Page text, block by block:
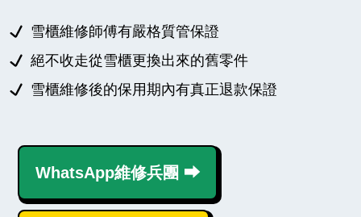
雪櫃維修師傅有嚴格質管保證
絕不收走從雪櫃更換出來的舊零件
雪櫃維修後的保用期內有真正退款保證
WhatsApp維修兵團 ⮕